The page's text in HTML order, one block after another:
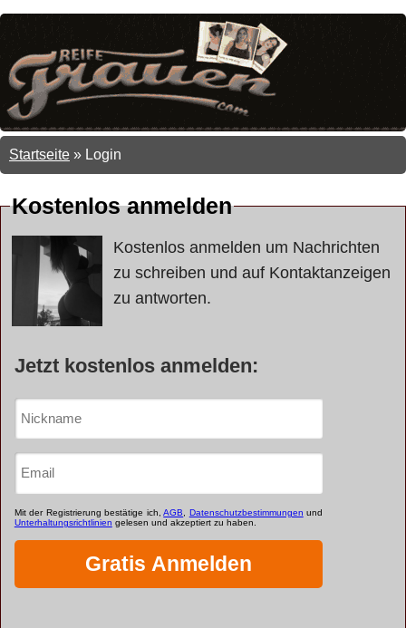
Startseite » Login
Kostenlos anmelden
Kostenlos anmelden um Nachrichten
zu schreiben und auf Kontaktanzeigen
zu antworten.
Jetzt kostenlos anmelden: